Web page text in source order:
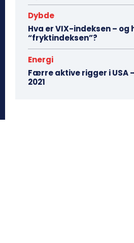
Dybde
Hva er VIX-indeksen –
“fryktindeksen”?
Energi
Færre aktive rigger i USA
2021